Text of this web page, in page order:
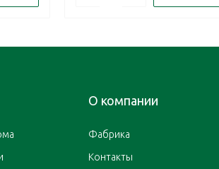
О компании
Фабрика
Контакты